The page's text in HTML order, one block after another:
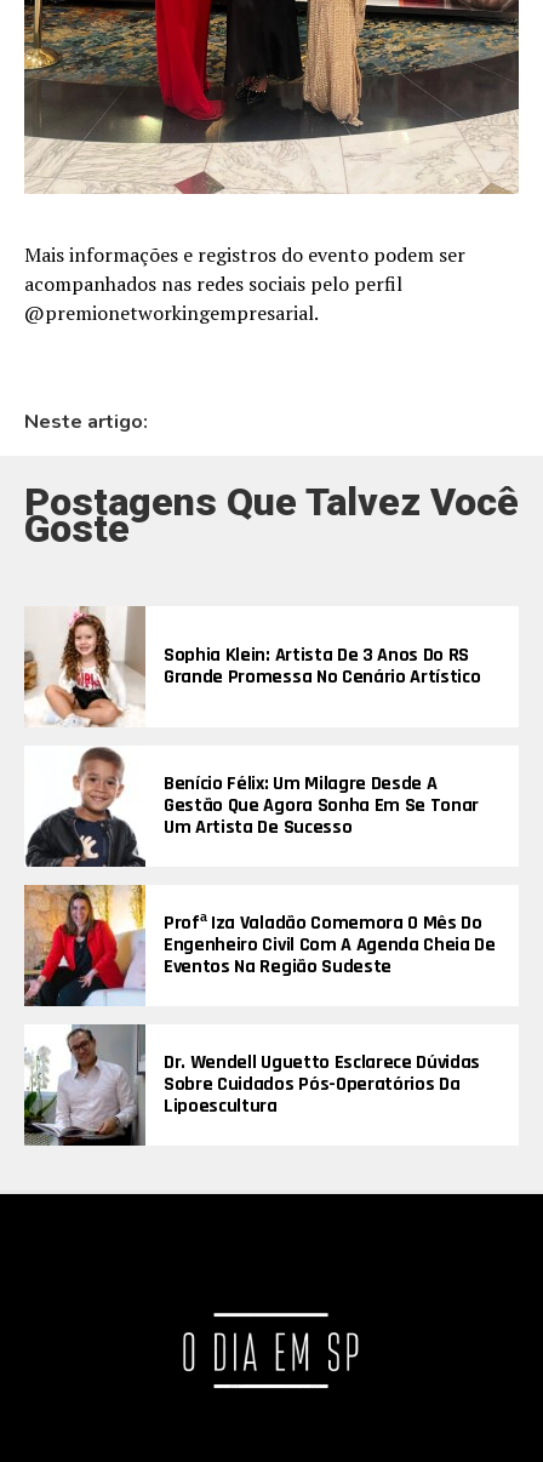
Mais informações e registros do evento podem ser
acompanhados nas redes sociais pelo perfil
@premionetworkingempresarial.
Neste artigo:
Postagens Que Talvez Você
Goste
Sophia Klein: Artista De 3 Anos Do RS
Grande Promessa No Cenário Artístico
Benício Félix: Um Milagre Desde A
Gestão Que Agora Sonha Em Se Tonar
Um Artista De Sucesso
Profª Iza Valadão Comemora O Mês Do
Engenheiro Civil Com A Agenda Cheia De
Eventos Na Região Sudeste
Dr. Wendell Uguetto Esclarece Dúvidas
Sobre Cuidados Pós-Operatórios Da
Lipoescultura